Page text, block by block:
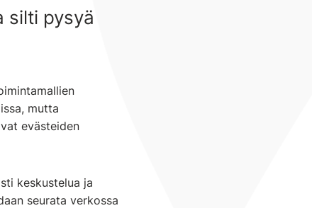
silti pysyä
mutta
evästeiden
keskustelua ja
seurata verkossa